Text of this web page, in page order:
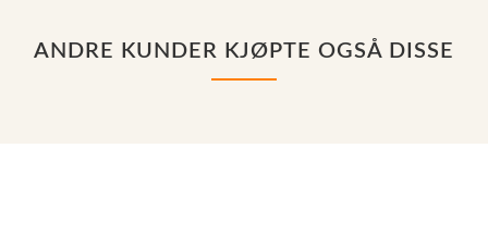
ANDRE KUNDER KJØPTE OGSÅ DISSE